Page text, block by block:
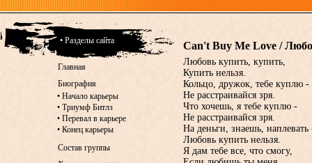
Can't Buy Me Love /
Любовь купить, купить,
Купить нельзя.
Кольцо, дружок, тебе куплю -
Не расстраивайся зря.
Что хочешь, я тебе куплю -
Не расстраивайся зря.
На деньги, знаешь, наплевать
Любовь купить нельзя.
Я дам тебе все, что смогу,
• Разделы сайта
Главная
Биография
• Начало карьеры
• Триумф Битлз
• Перевал в карьере
• Конец карьеры
Состав группы